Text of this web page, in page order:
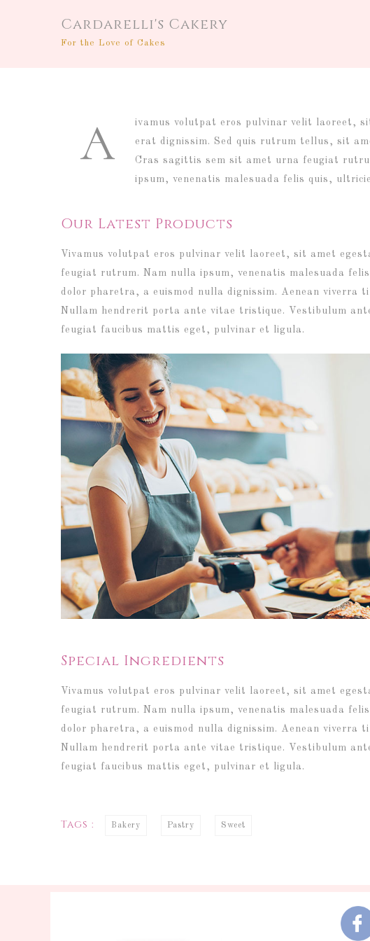
Cardarelli's Cakery
For the Love of Cakes
A
ivamus volutpat eros pulvinar velit laoreet,
erat dignissim. Sed quis rutrum tellus, sit
Cras sagittis sem sit amet urna feugiat
ipsum, venenatis malesuada felis quis,
Our Latest Products
Vivamus volutpat eros pulvinar velit laoreet, sit amet
feugiat rutrum. Nam nulla ipsum, venenatis malesuada
dolor pharetra, a euismod nulla dignissim. Aenean viverra
Nullam hendrerit porta ante vitae tristique. Vestibulum
feugiat faucibus mattis eget, pulvinar et ligula.
Special Ingredients
Vivamus volutpat eros pulvinar velit laoreet, sit amet
feugiat rutrum. Nam nulla ipsum, venenatis malesuada
dolor pharetra, a euismod nulla dignissim. Aenean viverra
Nullam hendrerit porta ante vitae tristique. Vestibulum
feugiat faucibus mattis eget, pulvinar et ligula.
Tags : Bakery Pastry Sweet